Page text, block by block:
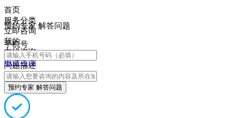
首页
服务分类
立即咨询
我的
在线咨询
电话咨询
预约专家 解答问题
手机号
问题描述
预约专家 解答问题